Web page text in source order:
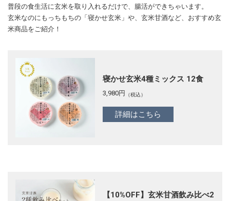
普段の食生活に玄米を取り入れるだけで、腸活ができちゃいます。
玄米なのにもっちもちの「寝かせ玄米」や、玄米甘酒など、おすすめ玄
米商品をご紹介！
寝かせ玄米4種ミックス 12食
3,980円 （税込）
詳細はこちら
【10%OFF】玄米甘酒飲み比べ2